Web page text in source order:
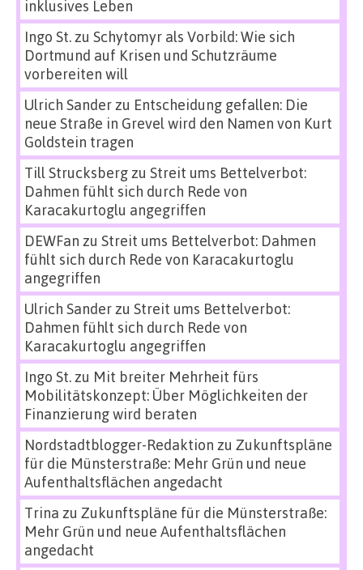
inklusives Leben
Ingo St.zu Schytomyr als Vorbild: Wie sich
Dortmund auf Krisen und Schutzräume
vorbereiten will
Ulrich Sanderzu Entscheidung gefallen: Die
neue Straße in Grevel wird den Namen von Kurt
Goldstein tragen
Till Strucksbergzu Streit ums Bettelverbot:
Dahmen fühlt sich durch Rede von
Karacakurtoglu angegriffen
DEWFan zu Streit ums Bettelverbot: Dahmen
fühlt sich durch Rede von Karacakurtoglu
angegriffen
Ulrich Sanderzu Streit ums Bettelverbot:
Dahmen fühlt sich durch Rede von
Karacakurtoglu angegriffen
Ingo St.zu Mit breiter Mehrheit fürs
Mobilitätskonzept: Über Möglichkeiten der
Finanzierung wird beraten
Nordstadtblogger-Redaktion zu Zukunftspläne
für die Münsterstraße: Mehr Grün und neue
Aufenthaltsflächen angedacht
Trina zu Zukunftspläne für die Münsterstraße:
Mehr Grün und neue Aufenthaltsflächen
angedacht